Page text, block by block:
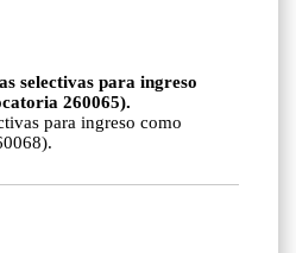
selectivas para ingreso
260065).
para ingreso como